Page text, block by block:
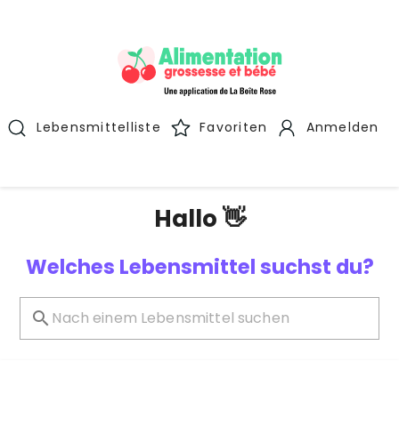
Lebensmittelliste Favoriten Anmelden
Hallo 👋
Welches Lebensmittel suchst du?